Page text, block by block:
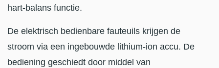
hart-balans functie.
De elektrisch bedienbare fauteuils krijgen de
stroom via een ingebouwde lithium-ion accu. De
bediening geschiedt door middel van